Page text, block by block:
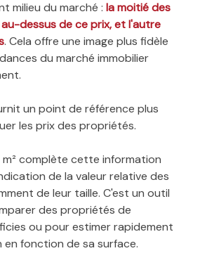
milieu du marché : la moitié des
dessus de ce prix, et l'autre
. Cela offre une image plus fidèle
du marché immobilier
un point de référence plus
les prix des propriétés.
m² complète cette information
de la valeur relative des
de leur taille. C'est un outil
des propriétés de
ou pour estimer rapidement
en fonction de sa surface.